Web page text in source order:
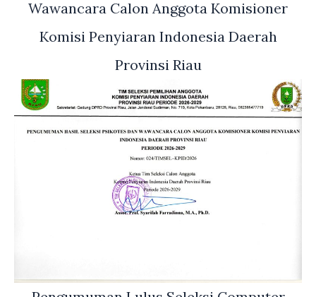
Wawancara Calon Anggota Komisioner
Komisi Penyiaran Indonesia Daerah
Provinsi Riau